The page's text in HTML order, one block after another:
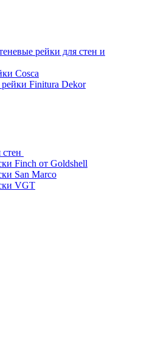
рейки для стен и
Cosca
Finitura Dekor
Finch от Goldshell
San Marco
VGT